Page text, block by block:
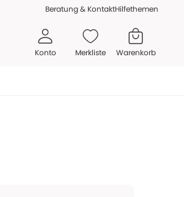
Beratung & KontaktHilfethemen
Konto Merkliste Warenkorb